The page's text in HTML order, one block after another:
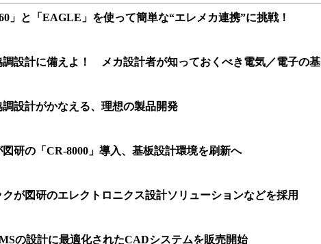
」と「EAGLE」を使って簡単な“エレメカ連携”に挑戦！
調設計に備えよ！ メカ設計者が知っておくべき電気／電子の基
調設計がかなえる、理想の製品開発
研の「CR-8000」導入、基板設計環境を刷新へ
が図研のエレクトロニクス設計ソリューションなどを採用
の設計に最適化されたCADシステムを販売開始